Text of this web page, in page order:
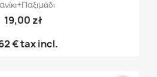
19,00 zł
€tax incl.